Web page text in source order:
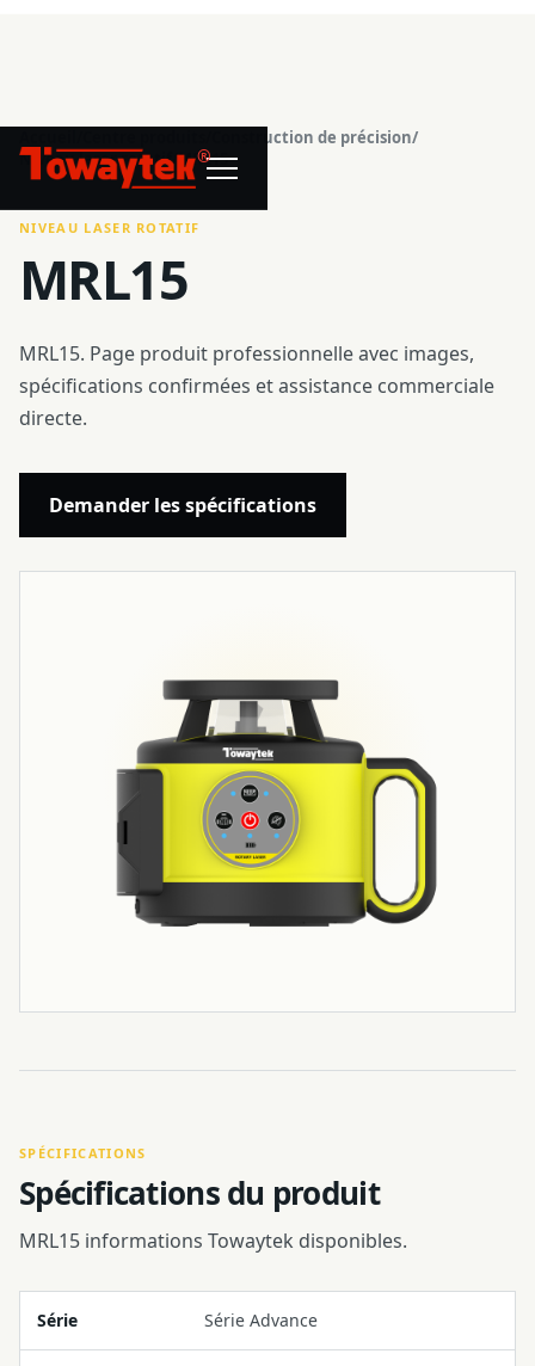
®
Construction de précision/
Niveau laser rotatif/MRL15
NIVEAU LASER ROTATIF
MRL15
MRL15. Page produit professionnelle avec images,
spécifications confirmées et assistance commerciale
directe.
Demander les spécifications
SPÉCIFICATIONS
Spécifications du produit
MRL15 informations Towaytek disponibles.
Série Série Advance